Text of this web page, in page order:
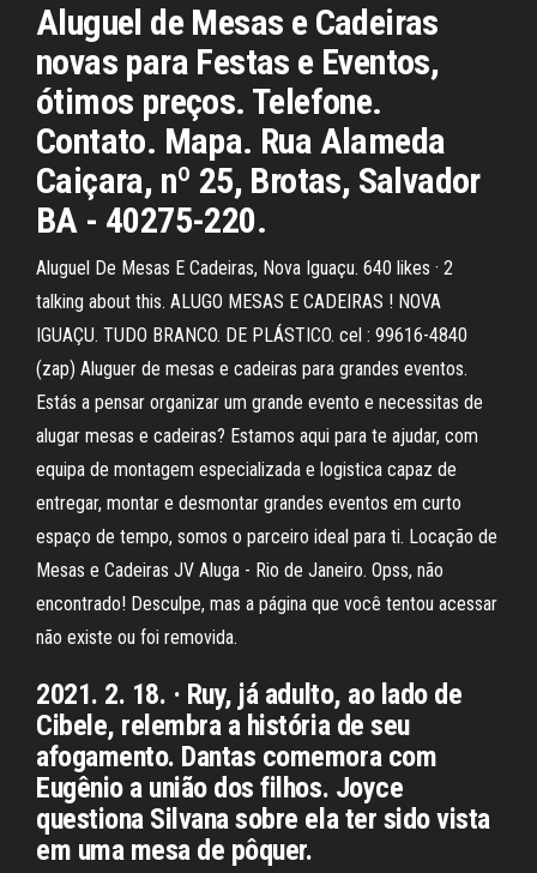
Aluguel de Mesas e Cadeiras
novas para Festas e Eventos,
ótimos preços. Telefone.
Contato. Mapa. Rua Alameda
Caiçara, nº 25, Brotas, Salvador
BA - 40275-220.
Aluguel De Mesas E Cadeiras, Nova Iguaçu. 640 likes · 2
talking about this. ALUGO MESAS E CADEIRAS ! NOVA
IGUAÇU. TUDO BRANCO. DE PLÁSTICO. cel : 99616-4840
(zap) Aluguer de mesas e cadeiras para grandes eventos.
Estás a pensar organizar um grande evento e necessitas de
alugar mesas e cadeiras? Estamos aqui para te ajudar, com
equipa de montagem especializada e logistica capaz de
entregar, montar e desmontar grandes eventos em curto
espaço de tempo, somos o parceiro ideal para ti. Locação de
Mesas e Cadeiras JV Aluga - Rio de Janeiro. Opss, não
encontrado! Desculpe, mas a página que você tentou acessar
não existe ou foi removida.
2021. 2. 18. · Ruy, já adulto, ao lado de
Cibele, relembra a história de seu
afogamento. Dantas comemora com
Eugênio a união dos filhos. Joyce
questiona Silvana sobre ela ter sido vista
em uma mesa de pôquer.